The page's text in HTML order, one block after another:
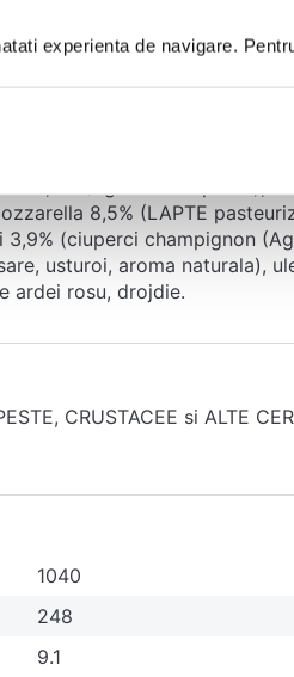
experienta de navigare.
deja decongelata, reduce?i
UHT (LAPTE), branza (LAPTE
suc de lamaie, usturoi
(Agaricus bisporus),
8,5% (LAPTE
(ciuperci champignon
usturoi, aroma naturala),
ardei rosu, drojdie.
CRUSTACEE si ALTE
1040
248
9.1